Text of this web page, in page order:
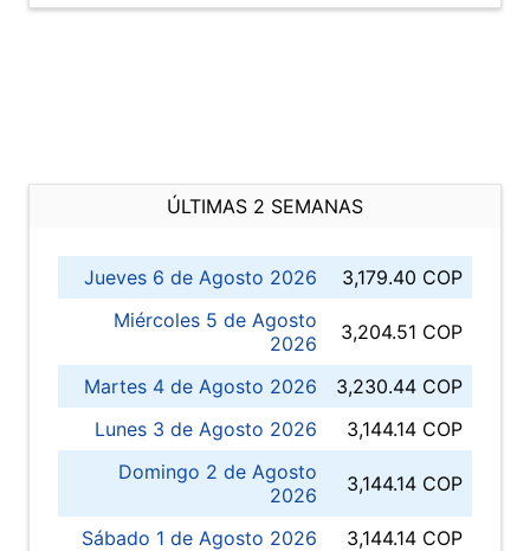
ÚLTIMAS 2 SEMANAS
Jueves 6 de Agosto 2026
3,179.40 COP
Miércoles 5 de Agosto
2026
3,204.51 COP
Martes 4 de Agosto 2026
3,230.44 COP
Lunes 3 de Agosto 2026
3,144.14 COP
Domingo 2 de Agosto
2026
3,144.14 COP
Sábado 1 de Agosto 2026
3,144.14 COP